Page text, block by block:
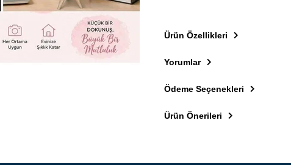
Ürün Özellikleri
Yorumlar
Ödeme Seçenekleri
Ürün Önerileri